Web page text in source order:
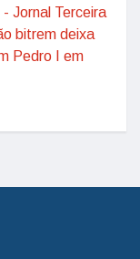
Jornal Terceira
bitrem deixa
Pedro I em